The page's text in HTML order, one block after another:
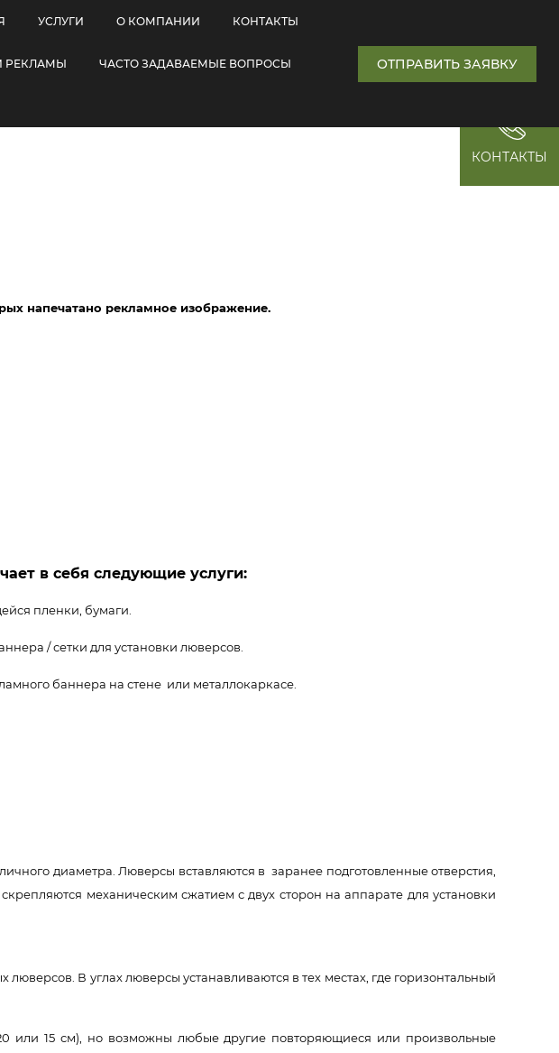
УСЛУГИ О КОМПАНИИ КОНТАКТЫ
РЕКЛАМЫ ЧАСТО ЗАДАВАЕМЫЕ ВОПРОСЫ ОТПРАВИТЬ ЗАЯВКУ
КОНТАКТЫ
напечатано рекламное изображение.
в себя следующие услуги:
пленки, бумаги.
/ сетки для установки люверсов.
баннера на стене или металлокаркасе.
диаметра. Люверсы вставляются в заранее подготовленные отверстия,
механическим сжатием с двух сторон на аппарате для установки
В углах люверсы устанавливаются в тех местах, где горизонтальный
или 15 см), но возможны любые другие повторяющиеся или произвольные